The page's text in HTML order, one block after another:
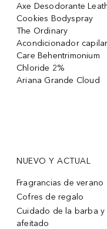
Axe Desodorante
Cookies Bodyspray
The Ordinary
Acondicionador
Care Behentrimonium
Chloride 2%
Ariana Grande Cloud
NUEVO Y ACTUAL
Fragrancias de verano
Cofres de regalo
Cuidado de la barba y
afeitado